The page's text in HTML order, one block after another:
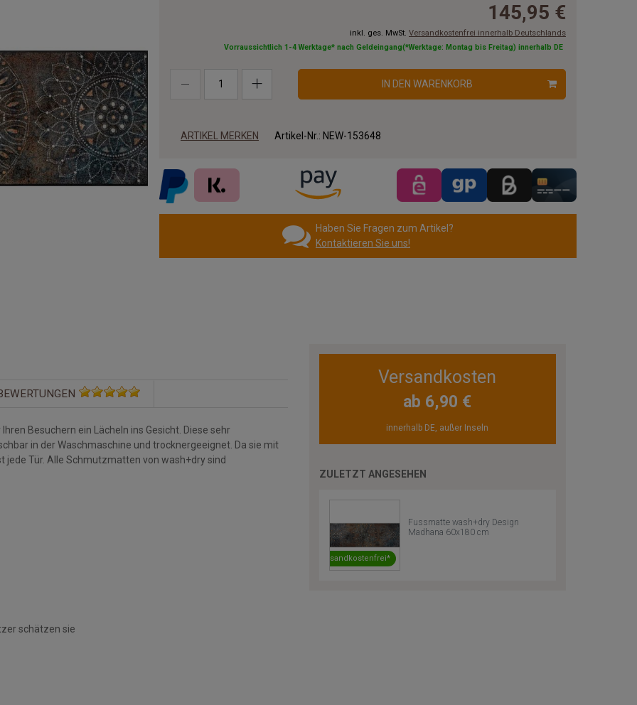
145,95 €
inkl. ges. MwSt. Versandkostenfrei innerhalb Deutschlands
Vorraussichtlich 1-4 Werktage* nach Geldeingang(*Werktage: Montag bis Freitag) innerhalb DE
IN DEN WARENKORB
ARTIKEL MERKEN Artikel-Nr.: NEW-153648
Haben Sie Fragen zum Artikel?
Kontaktieren Sie uns!
Besuchern ein Lächeln ins Gesicht. Diese sehr
in der Waschmaschine und trocknergeeignet. Da sie mit
Tür. Alle Schmutzmatten von wash+dry sind
schätzen sie
Versandkosten
ab 6,90 €
innerhalb DE, außer Inseln
ZULETZT ANGESEHEN
Versandkostenfrei*
Fussmatte wash+dry Design
Madhana 60x180 cm